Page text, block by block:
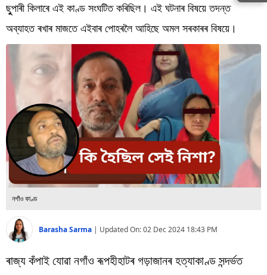
খেল
জীৱনশৈলী
প্ৰযুক্তি
Videos
ছুুপাৰী কিলাৰে এই কাণ্ড সংঘটিত কৰিছিল। এই ঘটনাৰ বিষয়ে তদন্ত
অব্যাহত ৰখাৰ মাজতে এইবাৰ পোহৰলৈ আহিছে অমল সৰকাৰৰ বিষয়ে।
নগাঁও কাণ্ড
Barasha Sarma | Updated On:02 Dec 2024 18:43 PM
ৰাজ্য কঁপাই যোৱা নগাঁও ৰূপহীহাটৰ গড়াজানৰ হত্যাকাণ্ড সন্দৰ্ভত